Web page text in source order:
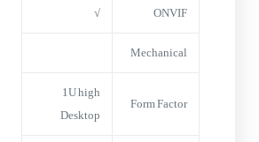
ONVIF
√
Mechanical
Form Factor
1U high
Desktop